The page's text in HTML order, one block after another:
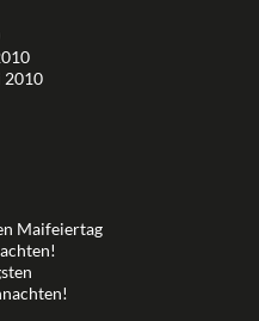
2010
Maifeiertag